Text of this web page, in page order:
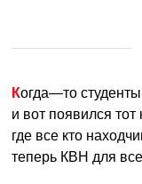
Когда—то
и вот появился
где все кто
теперь КВН для